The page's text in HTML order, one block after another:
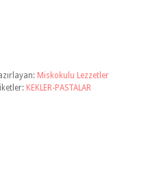
Miskokulu Lezzetler
KEKLER-PASTALAR